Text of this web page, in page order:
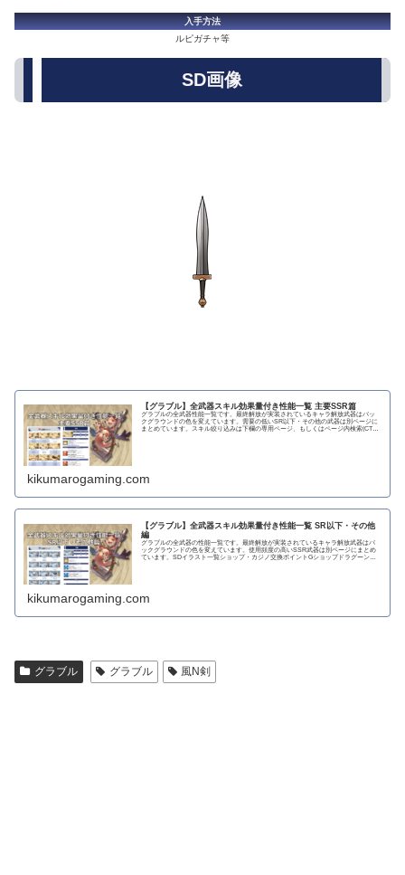
入手方法
ルピガチャ等
SD画像
【グラブル】全武器スキル効果量付き性能一覧 主要SSR篇
グラブルの全武器性能一覧です。最終解放が実装されているキャラ解放武器はバッ
クグラウンドの色を変えています。需要の低いSR以下・その他の武器は別ページに
まとめています。スキル絞り込みは下欄の専用ページ、もしくはページ内検索(CTRL
kikumarogaming.com
【グラブル】全武器スキル効果量付き性能一覧 SR以下・その他
編
グラブルの全武器の性能一覧です。最終解放が実装されているキャラ解放武器はバ
ックグラウンドの色を変えています。使用頻度の高いSSR武器は別ページにまとめ
ています。SDイラスト一覧ショップ・カジノ交換ポイントGショップドラグーンラ
kikumarogaming.com
グラブル グラブル 風N剣